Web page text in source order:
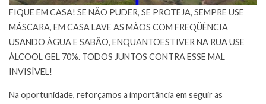
FIQUE EM CASA! SE NÃO PUDER, SE PROTEJA, SEMPRE USE
MÁSCARA, EM CASA LAVE AS MÃOS COM FREQÜÊNCIA
USANDO ÁGUA E SABÃO, ENQUANTOESTIVER NA RUA USE
ÁLCOOL GEL 70%. TODOS JUNTOS CONTRA ESSE MAL
INVISÍVEL!
Na oportunidade, reforçamos a importância em seguir as